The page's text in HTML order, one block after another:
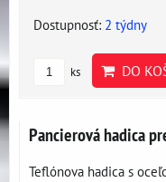
Dostupnosť: 2 týdny
ks DO
Pancierová hadica
Teflónova hadica s